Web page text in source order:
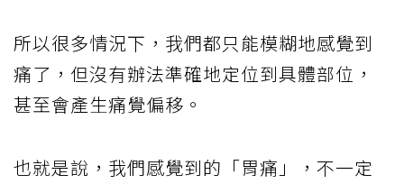
所以很多情況下，我們都只能模糊地感覺到
痛了，但沒有辦法準確地定位到具體部位，
甚至會產生痛覺偏移。
也就是說，我們感覺到的「胃痛」，不一定